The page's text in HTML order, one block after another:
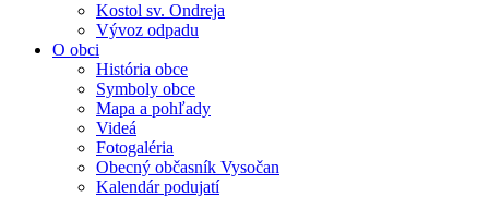
Kostol sv. Ondreja
Vývoz odpadu
O obci
História obce
Symboly obce
Mapa a pohľady
Videá
Fotogaléria
Obecný občasník Vysočan
Kalendár podujatí